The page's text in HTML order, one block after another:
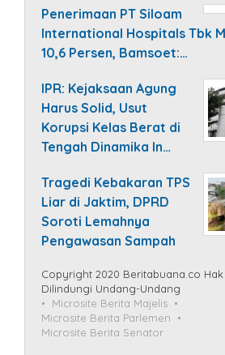
Penerimaan PT Siloam
International Hospitals Tbk
10,6 Persen, Bamsoet:…
IPR: Kejaksaan Agung
Harus Solid, Usut
Korupsi Kelas Berat di
Tengah Dinamika In…
Tragedi Kebakaran TPS
Liar di Jaktim, DPRD
Soroti Lemahnya
Pengawasan Sampah
Copyright 2020 Beritabuana.co Hak
Dilindungi Undang-Undang
Microsite Berita Majelis
Microsite Berita Parlemen
Microsite Berita Senator